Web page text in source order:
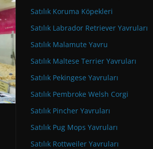
Satılık Koruma Köpekleri
Satılık Labrador Retriever Yavruları
Satılık Malamute Yavru
Satılık Maltese Terrier Yavruları
Satılık Pekingese Yavruları
Satılık Pembroke Welsh Corgi
Satılık Pincher Yavruları
Satılık Pug Mops Yavruları
Satılık Rottweiler Yavruları